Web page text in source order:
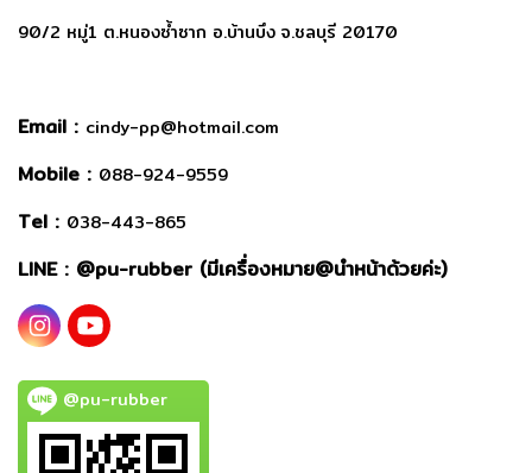
90/2 หมู่1 ต.หนองซ้ำซาก อ.บ้านบึง จ.ชลบุรี 20170
Email : cindy-pp@hotmail.com
Mobile : 088-924-9559
Tel : 038-443-865
LINE : @pu-rubber (มีเครื่องหมาย@นำหน้าด้วยค่ะ)
@pu-rubber